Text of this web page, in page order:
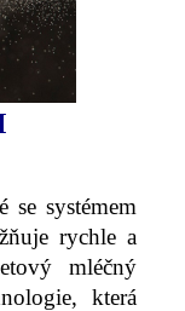
systémem
rychle a
mléčný
která